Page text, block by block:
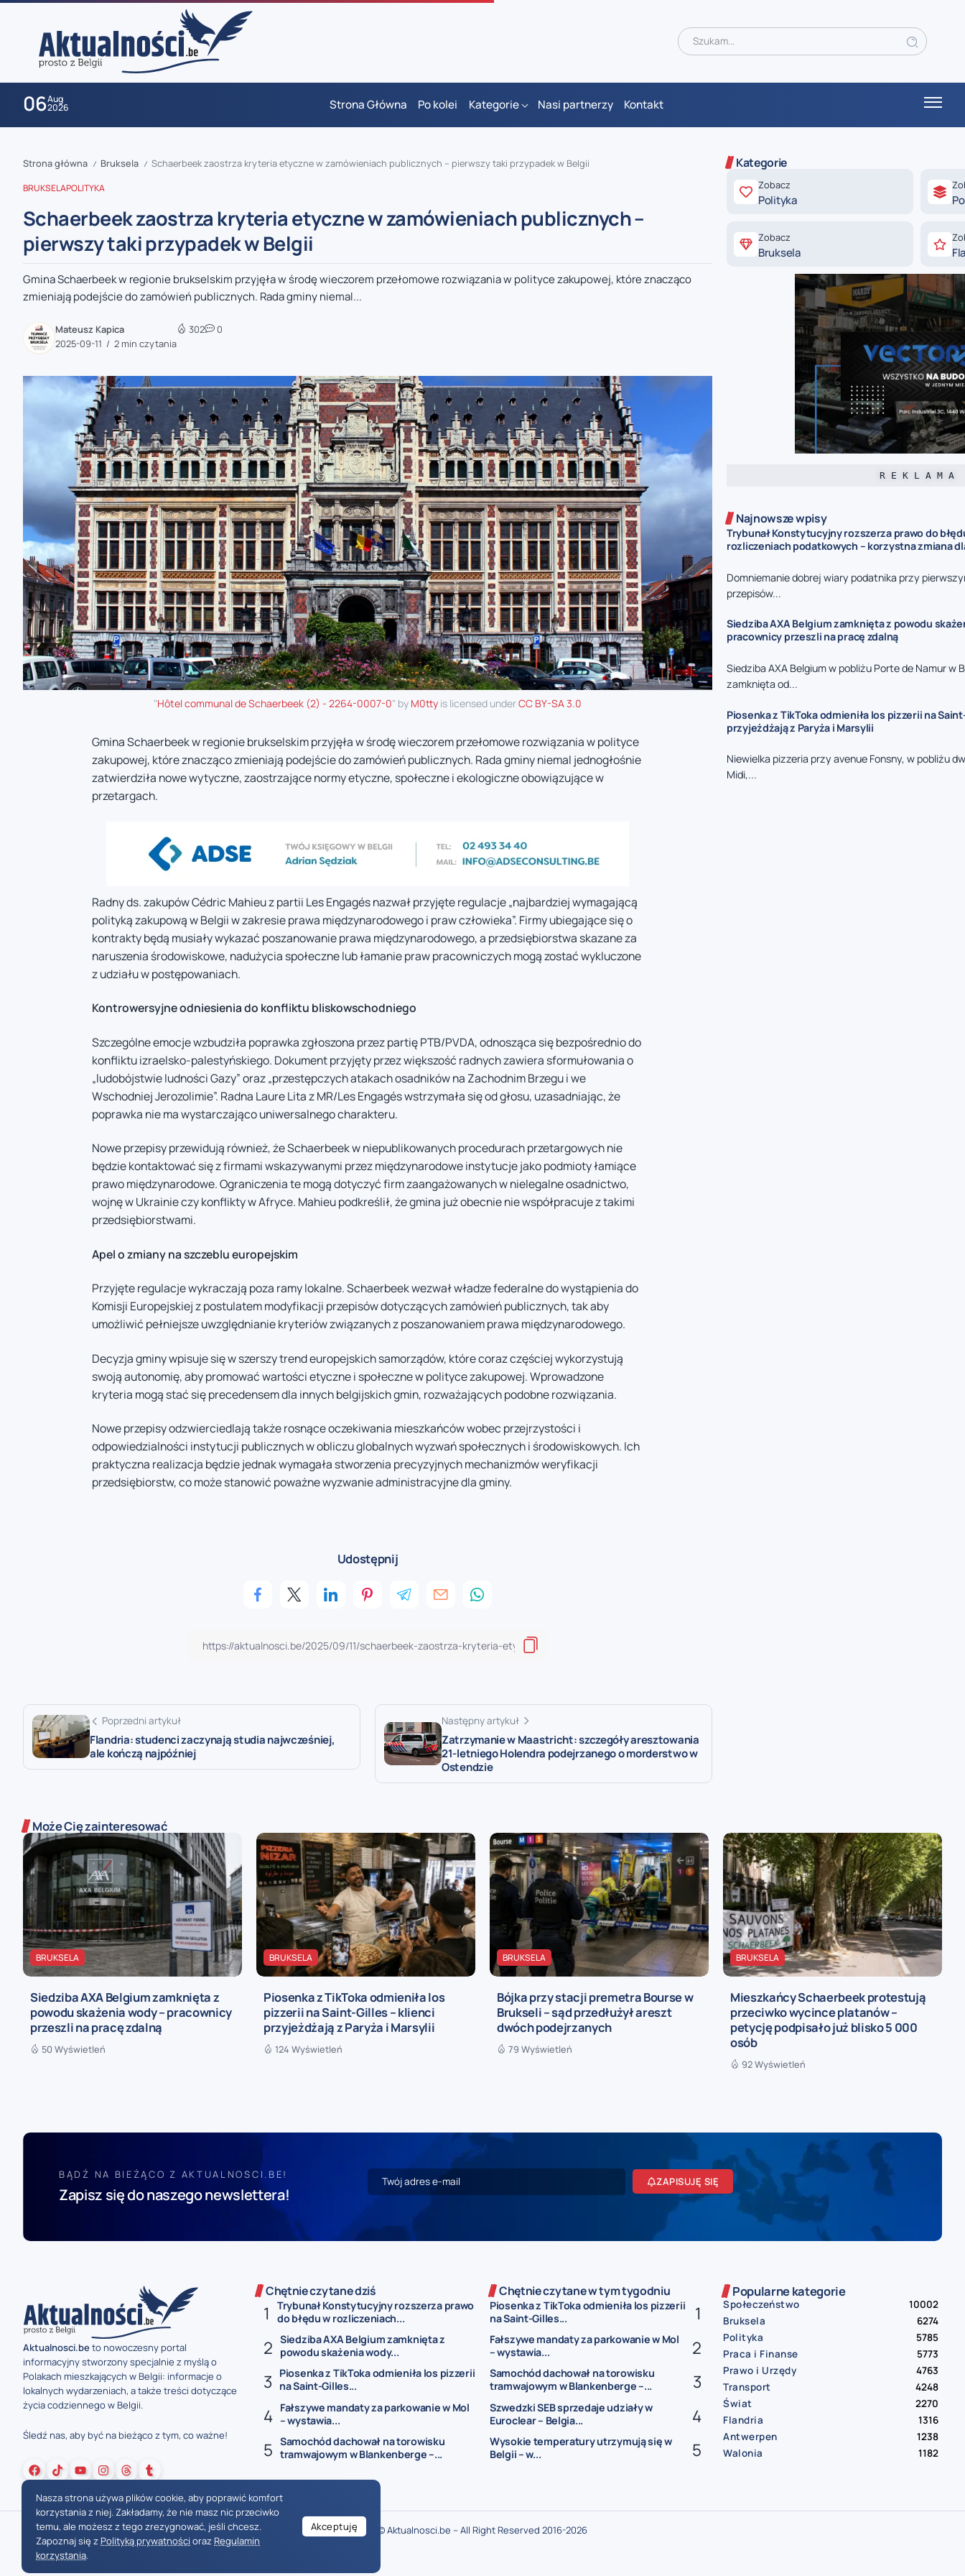
06Aug
2026 Strona Główna Po kolei Kategorie Nasi partnerzy Kontakt
zaobserwuj nas
zaobserwuj nas
zaobserwuj nas
zaobserwuj nas
zaobserwuj nas
Strona główna / Bruksela / Schaerbeek zaostrza kryteria etyczne w zamówieniach publicznych – pierwszy taki przypadek w Belgii
BRUKSELAPOLITYKA
Schaerbeek zaostrza kryteria etyczne w zamówieniach publicznych –
pierwszy taki przypadek w Belgii
Gmina Schaerbeek w regionie brukselskim przyjęła w środę wieczorem przełomowe rozwiązania w polityce zakupowej, które znacząco
zmieniają podejście do zamówień publicznych. Rada gminy niemal...
Mateusz Kapica
2025-09-11
2 min czytania
302 0
"Hôtel communal de Schaerbeek (2) - 2264-0007-0" by M0tty is licensed underCC BY-SA 3.0
Gmina Schaerbeek w regionie brukselskim przyjęła w środę wieczorem przełomowe rozwiązania w polityce
zakupowej, które znacząco zmieniają podejście do zamówień publicznych. Rada gminy niemal jednogłośnie
zatwierdziła nowe wytyczne, zaostrzające normy etyczne, społeczne i ekologiczne obowiązujące w
przetargach.
Radny ds. zakupów Cédric Mahieu z partii Les Engagés nazwał przyjęte regulacje „najbardziej wymagającą
polityką zakupową w Belgii w zakresie prawa międzynarodowego i praw człowieka”. Firmy ubiegające się o
kontrakty będą musiały wykazać poszanowanie prawa międzynarodowego, a przedsiębiorstwa skazane za
naruszenia środowiskowe, nadużycia społeczne lub łamanie praw pracowniczych mogą zostać wykluczone
z udziału w postępowaniach.
Kontrowersyjne odniesienia do konfliktu bliskowschodniego
Szczególne emocje wzbudziła poprawka zgłoszona przez partię PTB/PVDA, odnosząca się bezpośrednio do
konfliktu izraelsko-palestyńskiego. Dokument przyjęty przez większość radnych zawiera sformułowania o
„ludobójstwie ludności Gazy” oraz „przestępczych atakach osadników na Zachodnim Brzegu i we
Wschodniej Jerozolimie”. Radna Laure Lita z MR/Les Engagés wstrzymała się od głosu, uzasadniając, że
poprawka nie ma wystarczająco uniwersalnego charakteru.
Nowe przepisy przewidują również, że Schaerbeek w niepublikowanych procedurach przetargowych nie
będzie kontaktować się z firmami wskazywanymi przez międzynarodowe instytucje jako podmioty łamiące
prawo międzynarodowe. Ograniczenia te mogą dotyczyć firm zaangażowanych w nielegalne osadnictwo,
wojnę w Ukrainie czy konflikty w Afryce. Mahieu podkreślił, że gmina już obecnie nie współpracuje z takimi
przedsiębiorstwami.
Apel o zmiany na szczeblu europejskim
Przyjęte regulacje wykraczają poza ramy lokalne. Schaerbeek wezwał władze federalne do wystąpienia do
Komisji Europejskiej z postulatem modyfikacji przepisów dotyczących zamówień publicznych, tak aby
umożliwić pełniejsze uwzględnianie kryteriów związanych z poszanowaniem prawa międzynarodowego.
Decyzja gminy wpisuje się w szerszy trend europejskich samorządów, które coraz częściej wykorzystują
swoją autonomię, aby promować wartości etyczne i społeczne w polityce zakupowej. Wprowadzone
kryteria mogą stać się precedensem dla innych belgijskich gmin, rozważających podobne rozwiązania.
Nowe przepisy odzwierciedlają także rosnące oczekiwania mieszkańców wobec przejrzystości i
odpowiedzialności instytucji publicznych w obliczu globalnych wyzwań społecznych i środowiskowych. Ich
praktyczna realizacja będzie jednak wymagała stworzenia precyzyjnych mechanizmów weryfikacji
przedsiębiorstw, co może stanowić poważne wyzwanie administracyjne dla gminy.
Udostępnij
Poprzedni artykuł
Flandria: studenci zaczynają studia najwcześniej,
ale kończą najpóźniej
Następny artykuł
Zatrzymanie w Maastricht: szczegóły aresztowania
21-letniego Holendra podejrzanego o morderstwo w
Ostendzie
Kategorie
Zobacz
Polityka
Zobacz
Bruksela
R E K L A M A
Najnowsze wpisy
Trybunał Konstytucyjny rozszerza prawo do
rozliczeniach podatkowych – korzystna zmiana
Domniemanie dobrej wiary podatnika przy
przepisów...
Siedziba AXA Belgium zamknięta z powodu
pracownicy przeszli na pracę zdalną
Siedziba AXA Belgium w pobliżu Porte de Namur w
zamknięta od...
Piosenka z TikToka odmieniła los pizzerii na
przyjeżdżają z Paryża i Marsylii
Niewielka pizzeria przy avenue Fonsny, w pobliżu
Midi,...
Może Cię zainteresować
BRUKSELA
Siedziba AXA Belgium zamknięta z
powodu skażenia wody – pracownicy
przeszli na pracę zdalną
50 Wyświetleń
BRUKSELA
Piosenka z TikToka odmieniła los
pizzerii na Saint-Gilles – klienci
przyjeżdżają z Paryża i Marsylii
124 Wyświetleń
BRUKSELA
Bójka przy stacji premetra Bourse w
Brukseli – sąd przedłużył areszt
dwóch podejrzanych
79 Wyświetleń
BRUKSELA
Mieszkańcy Schaerbeek protestują
przeciwko wycince platanów –
petycję podpisało już blisko 5 000
osób
92 Wyświetleń
BĄDŹ NA BIEŻĄCO Z AKTUALNOSCI.BE!
Zapisz się do naszego newslettera!
ZAPISUJĘ SIĘ
Aktualnosci.beto nowoczesny portal
informacyjny stworzony specjalnie z myślą o
Polakach mieszkających w Belgii: informacje o
lokalnych wydarzeniach, a także treści dotyczące
życia codziennego w Belgii.
Śledź nas, aby być na bieżąco z tym, co ważne!
Chętnie czytane dziś
Trybunał Konstytucyjny rozszerza prawo
do błędu w rozliczeniach...
Siedziba AXA Belgium zamknięta z
powodu skażenia wody...
Piosenka z TikToka odmieniła los pizzerii
na Saint-Gilles...
Fałszywe mandaty za parkowanie w Mol
– wystawia...
Samochód dachował na torowisku
tramwajowym w Blankenberge –...
Chętnie czytane w tym tygodniu
Piosenka z TikToka odmieniła los pizzerii
na Saint-Gilles...
Fałszywe mandaty za parkowanie w Mol
– wystawia...
Samochód dachował na torowisku
tramwajowym w Blankenberge –...
Szwedzki SEB sprzedaje udziały w
Euroclear – Belgia...
Wysokie temperatury utrzymują się w
Belgii – w...
Popularne kategorie
Społeczeństwo
10002
Bruksela
6274
Polityka
5785
Praca i Finanse
5773
Prawo i Urzędy
4763
Transport
4248
Świat
2270
Flandria
1316
Antwerpen
1238
Walonia
1182
© Aktualnosci.be – All Right Reserved 2016-2026
Nasza strona używa plików cookie, aby poprawić komfort
korzystania z niej. Zakładamy, że nie masz nic przeciwko
temu, ale możesz z tego zrezygnować, jeśli chcesz.
Zapoznaj się z Polityką prywatności oraz Regulamin
korzystania.
Akceptuję